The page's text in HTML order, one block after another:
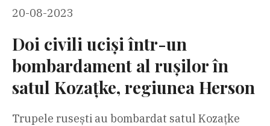
20-08-2023
Doi civili uciși într-un
bombardament al rușilor în
satul Kozațke, regiunea Herson
Trupele rusești au bombardat satul Kozațke